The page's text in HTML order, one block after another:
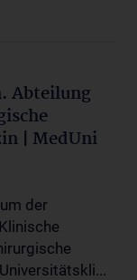
Abteilung
| MedUni
der